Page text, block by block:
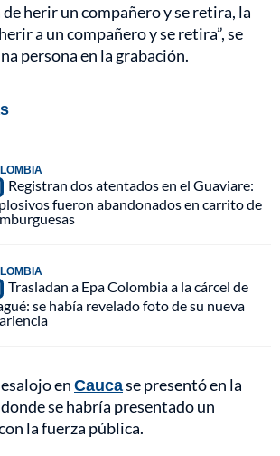
de herir un compañero y se retira, la
a un compañero y se retira”, se
persona en la grabación.
Registran dos atentados en el Guaviare:
fueron abandonados en carrito de
Trasladan a Epa Colombia a la cárcel de
se había revelado foto de su nueva
enCaucase presentó en la
se habría presentado un
la fuerza pública.